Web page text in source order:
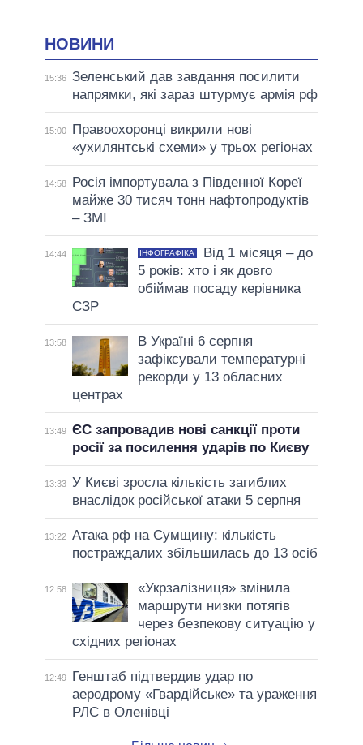
НОВИНИ
15:36 Зеленський дав завдання посилити
напрямки, які зараз штурмує армія рф
15:00
Правоохоронці викрили нові
«ухилянтські схеми» у трьох регіонах
14:58
Росія імпортувала з Південної Кореї
майже 30 тисяч тонн нафтопродуктів
– ЗМІ
14:44 ІНФОГРАФІКА
Від 1 місяця – до
5 років: хто і як довго
обіймав посаду керівника
СЗР
13:58
В Україні 6 серпня
зафіксували температурні
рекорди у 13 обласних
центрах
13:49 ЄС запровадив нові санкції проти
росії за посилення ударів по Києву
13:33 У Києві зросла кількість загиблих
внаслідок російської атаки 5 серпня
13:22 Атака рф на Сумщину: кількість
постраждалих збільшилась до 13 осіб
12:58
«Укрзалізниця» змінила
маршрути низки потягів
через безпекову ситуацію у
східних регіонах
12:49
Генштаб підтвердив удар по
аеродрому «Гвардійське» та ураження
РЛС в Оленівці